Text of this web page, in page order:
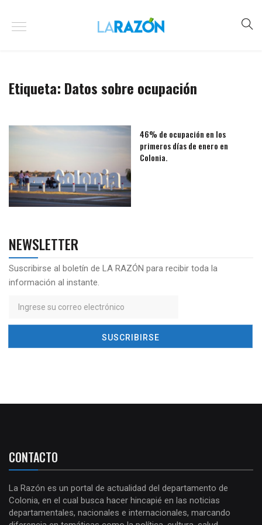
Etiqueta: Datos sobre ocupación
46% de ocupación en los
primeros días de enero en
Colonia.
NEWSLETTER
Suscribirse al boletín de LA RAZÓN para recibir toda la
información al instante.
CONTACTO
La Razón es un portal de actualidad del departamento de
Colonia, en el cual busca hacer hincapié en las noticias
departamentales, nacionales e internacionales, marcando